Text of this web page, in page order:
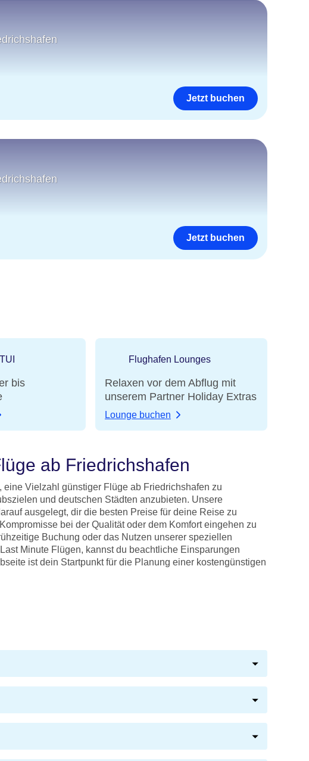
Jetzt buchen
Jetzt buchen
bis
Flughafen Lounges
Relaxen vor dem Abflug mit
unserem Partner Holiday Extras
Lounge buchen
ab Friedrichshafen
eine Vielzahl günstiger Flüge ab Friedrichshafen zu
und deutschen Städten anzubieten. Unsere
ausgelegt, dir die besten Preise für deine Reise zu
bei der Qualität oder dem Komfort eingehen zu
Buchung oder das Nutzen unserer speziellen
Minute Flügen, kannst du beachtliche Einsparungen
ist dein Startpunkt für die Planung einer kostengünstigen